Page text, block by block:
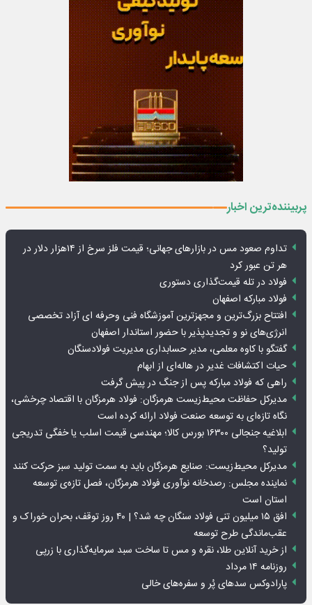
پربیننده‌ترین اخبار
تداوم صعود مس در بازارهای جهانی؛ قیمت فلز سرخ از ۱۴هزار دلار در
هر تن عبور کرد
فولاد در تله قیمت‌گذاری دستوری
فولاد مبارکه اصفهان
افتتاح بزرگ‌ترین و مجهزترین آموزشگاه فنی وحرفه ای آزاد تخصصی
انرژی‌های نو و تجدیدپذیر با حضور استاندار اصفهان
گفتگو با کاوه معلمی، مدیر حسابداری مدیریت فولادسنگان
حیات اکتشافات غدیر در هاله‌ای از ابهام
راهی که فولاد مبارکه پس از جنگ در پیش گرفت
مدیرکل حفاظت محیط‌زیست هرمزگان: فولاد هرمزگان با اقتصاد چرخشی،
نگاه تازه‌ای به توسعه صنعت فولاد ارائه کرده است
ابلاغیه جنجالی ۱۶۳۰۰ بورس کالا؛ مهندسی قیمت اسلب یا خفگی تدریجی
تولید؟
مدیرکل محیط‌زیست: صنایع هرمزگان باید به سمت تولید سبز حرکت کنند
نماینده مجلس: رصدخانه نوآوری فولاد هرمزگان، فصل تازه‌ی توسعه
استان است
افق ۱۵ میلیون تنی فولاد سنگان چه شد؟ | ۴۰ روز توقف، بحران خوراک و
عقب‌ماندگی طرح توسعه
از خرید آنلاین طلا، نقره و مس تا ساخت سبد سرمایه‌گذاری با زرپی
روزنامه ۱۴ مرداد
پارادوکس سدهای پُر و سفره‌های خالی